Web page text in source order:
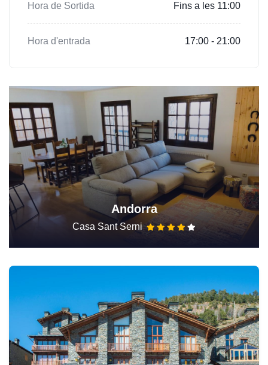
Hora de Sortida Fins a les 11:00
Hora d'entrada 17:00 - 21:00
Andorra
Casa Sant Serni